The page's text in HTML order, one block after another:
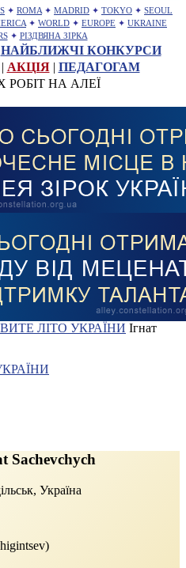
✦ ROMA ✦ MADRID ✦ TOKYO ✦ SEOUL
✦ WORLD ✦ EUROPE ✦ UKRAINE
✦ РІЗДВЯНА ЗІРКА
НАЙБЛИЖЧІ КОНКУРСИ
АКЦІЯ| ПЕДАГОГАМ
НА АЛЕЇ
ЛІТО УКРАЇНИ Ігнат
Sachevchych
Україна